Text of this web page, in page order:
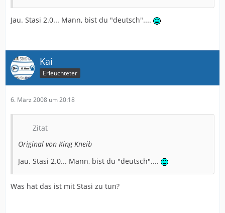
Jau. Stasi 2.0... Mann, bist du "deutsch"....
Kai
Erleuchteter
6. März 2008 um 20:18
Zitat
Original von King Kneib
Jau. Stasi 2.0... Mann, bist du "deutsch"....
Was hat das ist mit Stasi zu tun?